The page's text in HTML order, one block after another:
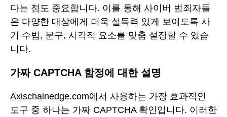
다는 점도 중요합니다. 이를 통해 사이버 범죄자들
은 다양한 대상에게 더욱 설득력 있게 보이도록 사
기 수법, 문구, 시각적 요소를 맞춤 설정할 수 있습
니다.
가짜 CAPTCHA 함정에 대한 설명
Axischainedge.com에서 사용하는 가장 효과적인
도구 중 하나는 가짜 CAPTCHA 확인입니다. 이러한